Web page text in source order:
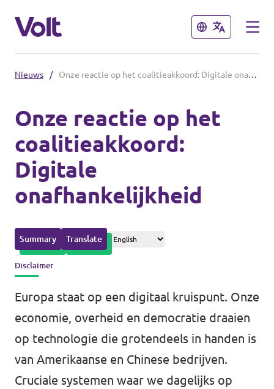
Sluiten
Volt Amsterdam
Volt Arnhem
Volt Delft
...alle Volt gemeenten
Afdelingen in de provincies
Volt Fryslân
Volt Provincie Utrecht
...alle Volt provincies
Sluiten
Standpunten
Over Volt
Nieuws
Agenda
Doneer
Nieuws / Onze reactie op het coalitieakkoord: Digitale onafhankelijkheid
Onze reactie op het
coalitieakkoord:
Digitale
onafhankelijkheid
Summary Translate
Disclaimer
Europa staat op een digitaal kruispunt. Onze
economie, overheid en democratie draaien
op technologie die grotendeels in handen is
van Amerikaanse en Chinese bedrijven.
Cruciale systemen waar we dagelijks op